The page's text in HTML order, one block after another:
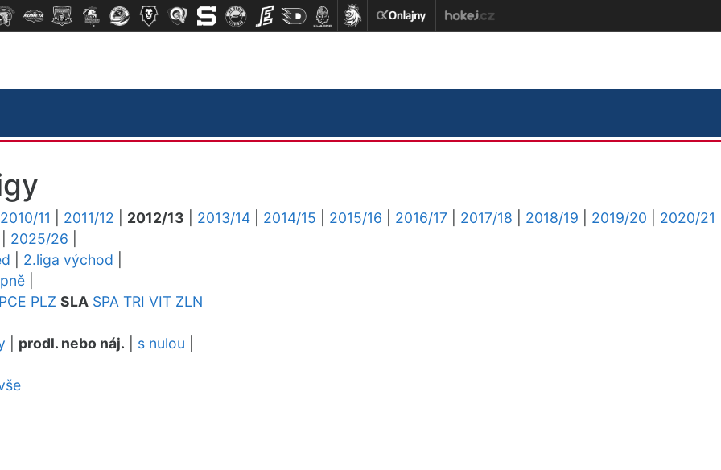
2010/11 2011/12 2012/13 2013/14 2014/15 2015/16 2016/17 2017/18 2018/19 2019/20
2020/21
2025/26
2.liga východ
PCE PLZ SLA SPA TRI VIT ZLN
prodl. nebo náj. s nulou